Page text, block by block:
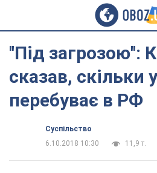
''Під загрозою'':
сказав, скільки
перебуває в РФ
Суспільство
6.10.2018 10:30
11,9 т.